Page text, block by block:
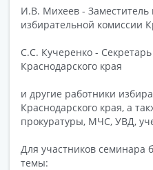
И.В. Михеев - Заместитель
избирательной комиссии
С.С. Кучеренко -
Краснодарского края
и другие работники
Краснодарского края, а
прокуратуры, МЧС, УВД,
Для участников
темы: